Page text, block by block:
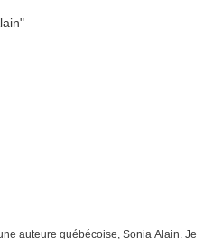
auteure québécoise, Sonia Alain. Je